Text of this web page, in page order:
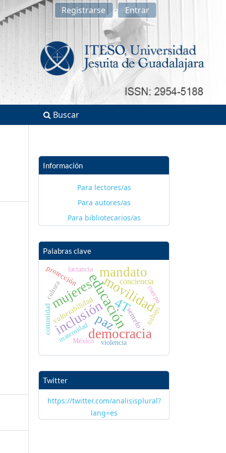
Buscar
Registrarse Entrar
Información
Para lectores/as
Para autores/as
Para bibliotecarios/as
Palabras clave
educación
inclusión
movilidad
mujeres
democracia
mandato
4T
paz
conciencia
vulnerabilidad semefo
protección
trabajo
maternidad
lactancia
cultura
violencia
México
cuerpo
comunidad
Twitter
https://twitter.com/analisisplural?
lang=es